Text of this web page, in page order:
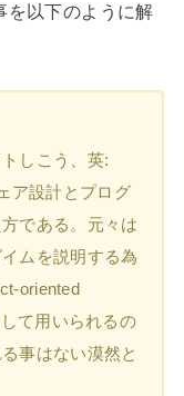
以下のように解
しこう、英:
ア設計とプログ
である。元々は
ムを説明する為
oriented
て用いられるの
事はない漠然と